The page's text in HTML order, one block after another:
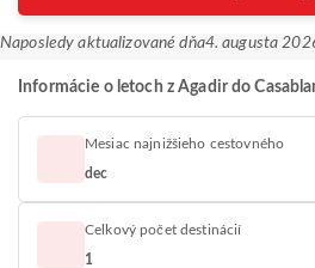
Naposledy aktualizované dňa4. augusta
Informácie o letoch z Agadir do
Mesiac najnižšieho cestovného
dec
Celkový počet destinácií
1